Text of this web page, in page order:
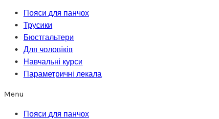
Пояси для панчох
Трусики
Бюстгальтери
Для чоловіків
Навчальні курси
Параметричні лекала
Menu
Пояси для панчох